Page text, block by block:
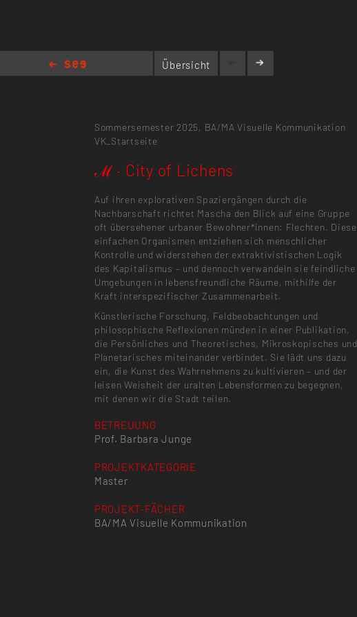
Übersicht
Sommersemester 2025, BA/MA Visuelle Kommunikation
VK_Startseite
ℳ · City of Lichens
Auf ihren explorativen Spaziergängen durch die
Nachbarschaft richtet Mascha den Blick auf eine Gruppe
oft übersehener urbaner Bewohner*innen: Flechten. Diese
einfachen Organismen entziehen sich menschlicher
Kontrolle und widerstehen der extraktivistischen Logik
des Kapitalismus – und dennoch verwandeln sie feindliche
Umgebungen in lebensfreundliche Räume, mithilfe der
Kraft interspezifischer Zusammenarbeit.
Künstlerische Forschung, Feldbeobachtungen und
philosophische Reflexionen münden in einer Publikation,
die Persönliches und Theoretisches, Mikroskopisches und
Planetarisches miteinander verbindet. Sie lädt uns dazu
ein, die Kunst des Wahrnehmens zu kultivieren – und der
leisen Weisheit der uralten Lebensformen zu begegnen,
mit denen wir die Stadt teilen.
BETREUUNG
Prof. Barbara Junge
PROJEKTKATEGORIE
Master
PROJEKT-FÄCHER
BA/MA Visuelle Kommunikation